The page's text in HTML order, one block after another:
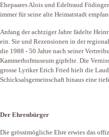
Ehepaares Alois und Edeltraud
immer für seine alte Heimatstadt
Anfang der achtziger Jahre fädelte
ein. Sie und Rezensionen in der
die 1988 - 50 Jahre nach seiner
Kammerhofmuseum gipfelte. Die
grosse Lyriker Erich Fried hielt die
Schicksalsgemeinschaft hinaus eine
Der Ehrenbürger
Die grösstmögliche Ehre erwies das